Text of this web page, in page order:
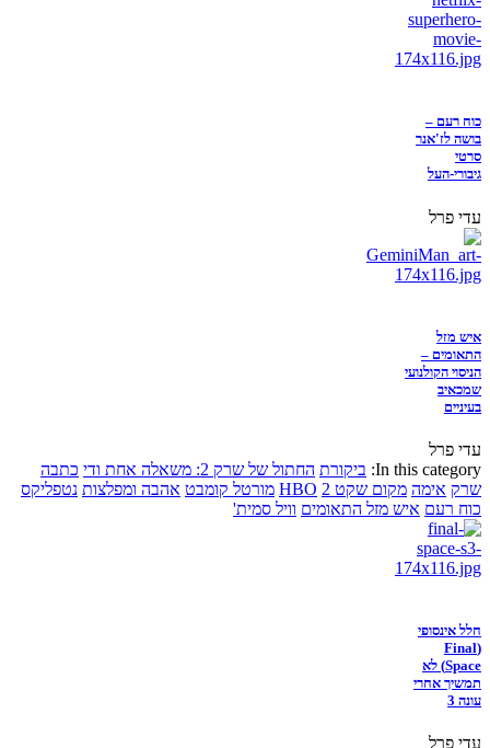
כוח רעם –
בושה לז'אנר
סרטי
גיבורי-העל
עדי פרל
איש מזל
התאומים –
הניסוי הקולנועי
שמכאיב
בעיניים
עדי פרל
In this category: ביקורת החתול של שרק 2: משאלה אחת ודי
כתבה
שרק אימה מקום שקט 2 HBO מורטל קומבט אהבה ומפלצות נטפליקס
כוח רעם איש מזל התאומים וויל סמית'
חלל אינסופי
(Final
Space) לא
תמשיך אחרי
עונה 3
עדי פרל